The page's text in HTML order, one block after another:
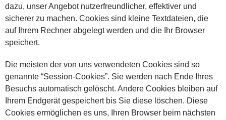
dazu, unser Angebot nutzerfreundlicher, effektiver und
sicherer zu machen. Cookies sind kleine Textdateien, die
auf Ihrem Rechner abgelegt werden und die Ihr Browser
speichert.
Die meisten der von uns verwendeten Cookies sind so
genannte “Session-Cookies”. Sie werden nach Ende Ihres
Besuchs automatisch gelöscht. Andere Cookies bleiben auf
Ihrem Endgerät gespeichert bis Sie diese löschen. Diese
Cookies ermöglichen es uns, Ihren Browser beim nächsten